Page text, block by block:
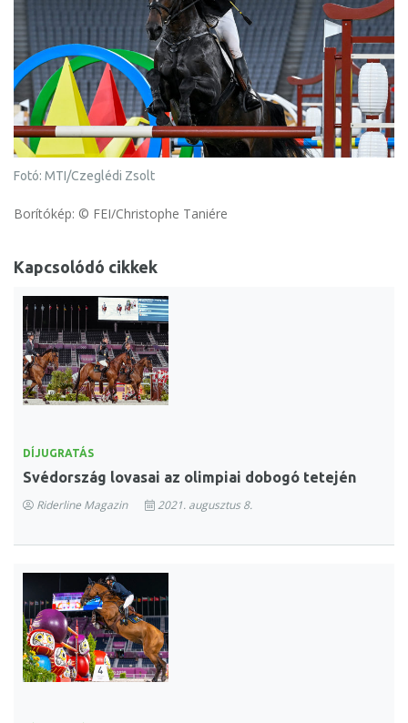
Fotó: MTI/Czeglédi Zsolt
Borítókép: © FEI/Christophe Taniére
Kapcsolódó cikkek
DÍJUGRATÁS
Svédország lovasai az olimpiai dobogó tetején
Riderline Magazin 2021. augusztus 8.